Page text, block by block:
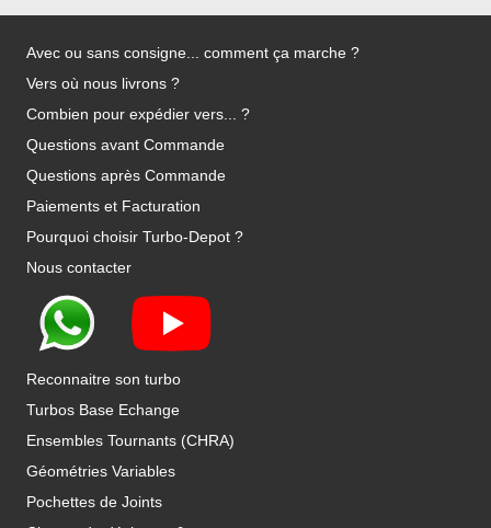
Avec ou sans consigne... comment ça marche ?
Vers où nous livrons ?
Combien pour expédier vers... ?
Questions avant Commande
Questions après Commande
Paiements et Facturation
Pourquoi choisir Turbo-Depot ?
Nous contacter
Reconnaitre son turbo
Turbos Base Echange
Ensembles Tournants (CHRA)
Géométries Variables
Pochettes de Joints